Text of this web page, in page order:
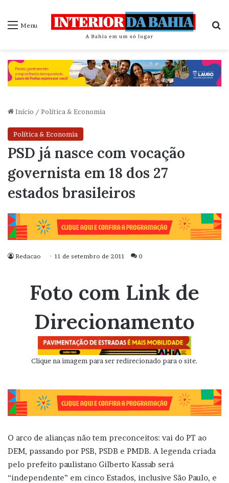
Menu
Início / Política & Economia
Política & Economia
PSD já nasce com vocação
governista em 18 dos 27
estados brasileiros
Redacao 11 de setembro de 2011 0
Foto com Link de
Direcionamento
Clique na imagem para ser redirecionado para o site.
O arco de alianças não tem preconceitos: vai do PT ao
DEM, passando por PSB, PSDB e PMDB. A legenda criada
pelo prefeito paulistano Gilberto Kassab será
“independente” em cinco Estados, inclusive São Paulo, e